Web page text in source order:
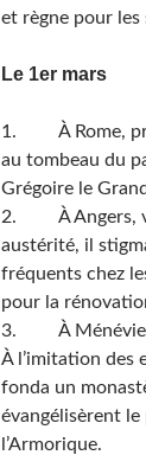
et règne pour les
Le 1er mars
1. À Rome,
au tombeau du
Grégoire le
2. À Angers,
austérité, il
fréquents chez
pour la
3. À Ménévie
À l’imitation des
fonda un
évangélisèrent le
l’Armorique.